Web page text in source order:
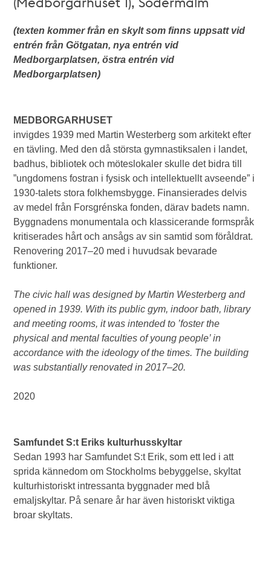
(texten kommer från en skylt som finns uppsatt vid
entrén från Götgatan, nya entrén vid
Medborgarplatsen, östra entrén vid
Medborgarplatsen)
MEDBORGARHUSET
invigdes 1939 med Martin Westerberg som arkitekt efter
en tävling. Med den då största gymnastiksalen i landet,
badhus, bibliotek och möteslokaler skulle det bidra till
”ungdomens fostran i fysisk och intellektuellt avseende” i
1930-talets stora folkhemsbygge. Finansierades delvis
av medel från Forsgrénska fonden, därav badets namn.
Byggnadens monumentala och klassicerande formspråk
kritiserades hårt och ansågs av sin samtid som föråldrat.
Renovering 2017–20 med i huvudsak bevarade
funktioner.
The civic hall was designed by Martin Westerbergand
opened in 1939. With its public gym,indoor bath, library
and meeting rooms, it wasintended to ’foster the
physical and mentalfaculties of young people’ in
accordance withthe ideology of the times. The building
wassubstantially renovated in 2017–20.
2020
Samfundet S:t Eriks kulturhusskyltar
Sedan 1993 har Samfundet S:t Erik, som ett led i att
sprida kännedom om Stockholms bebyggelse, skyltat
kulturhistoriskt intressanta byggnader med blå
emaljskyltar. På senare år har även historiskt viktiga
broar skyltats.